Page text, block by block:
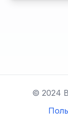
© 2024